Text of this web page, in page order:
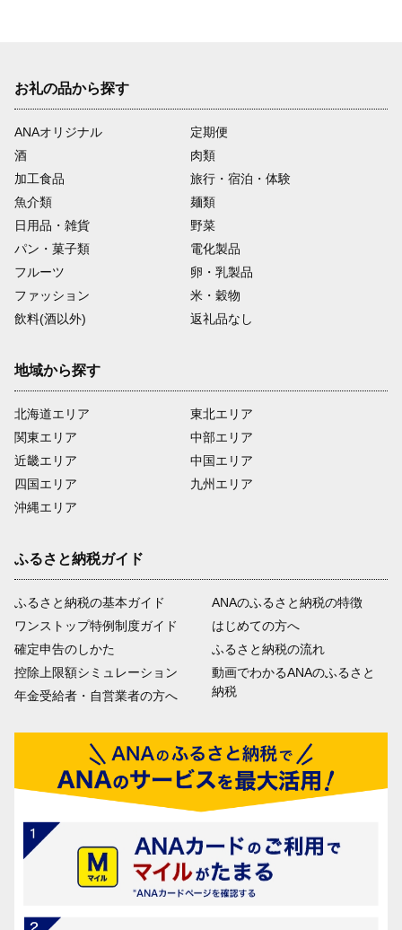
お礼の品から探す
ANAオリジナル
定期便
酒
肉類
加工食品
旅行・宿泊・体験
魚介類
麺類
日用品・雑貨
野菜
パン・菓子類
電化製品
フルーツ
卵・乳製品
ファッション
米・穀物
飲料(酒以外)
返礼品なし
地域から探す
北海道エリア
関東エリア
近畿エリア
四国エリア
沖縄エリア
東北エリア
中部エリア
中国エリア
九州エリア
ふるさと納税ガイド
ふるさと納税の基本ガイド
ワンストップ特例制度ガイド
確定申告のしかた
控除上限額シミュレーション
年金受給者・自営業者の方へ
ANAのふるさと納税の特徴
はじめての方へ
ふるさと納税の流れ
動画でわかるANAのふるさと
納税